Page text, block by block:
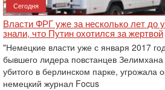
Сегодня
Власти ФРГ уже за несколько лет до
знали, что Путин охотился за жертвой
"Немецкие власти уже с января 2017
бывшего лидера повстанцев
убитого в берлинском парке, угрожала
немецкий журнал Focus